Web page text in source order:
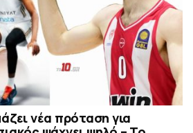
νέα πρόταση για